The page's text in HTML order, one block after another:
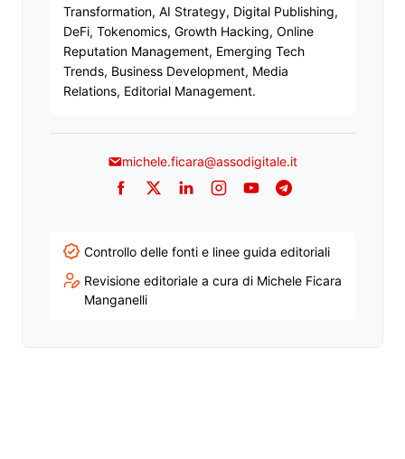
Transformation, AI Strategy, Digital Publishing,
DeFi, Tokenomics, Growth Hacking, Online
Reputation Management, Emerging Tech
Trends, Business Development, Media
Relations, Editorial Management.
michele.ficara@assodigitale.it
Facebook
TwitterLinkedInInstagram
YouTubeTelegram
Controllo delle fonti e linee guida editoriali
Revisione editoriale a cura di Michele Ficara
Manganelli